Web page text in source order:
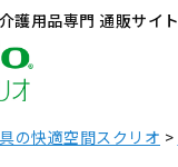
護用品専門 通販サイト
の快適空間スクリオ